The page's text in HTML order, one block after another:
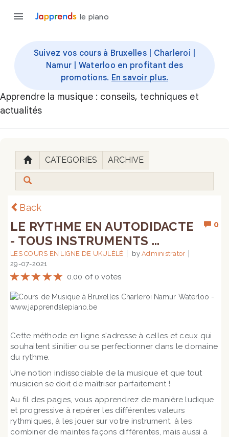
le piano
Suivez vos cours à Bruxelles | Charleroi |
Namur | Waterloo en profitant des
promotions. En savoir plus.
Apprendre la musique : conseils, techniques et
actualités
CATEGORIES ARCHIVE
Back
0
LE RYTHME EN AUTODIDACTE
- TOUS INSTRUMENTS ...
LES COURS EN LIGNE DE UKULÉLÉ byAdministrator
29-07-2021
0.00 of 0 votes
Cette méthode en ligne s'adresse à celles et ceux qui
souhaitent s’initier ou se perfectionner dans le domaine
du rythme.
Une notion indissociable de la musique et que tout
musicien se doit de maîtriser parfaitement !
Au fil des pages, vous apprendrez de manière ludique
et progressive à repérer les différentes valeurs
rythmiques, à les jouer sur votre instrument, à les
combiner de maintes façons différentes, mais aussi à